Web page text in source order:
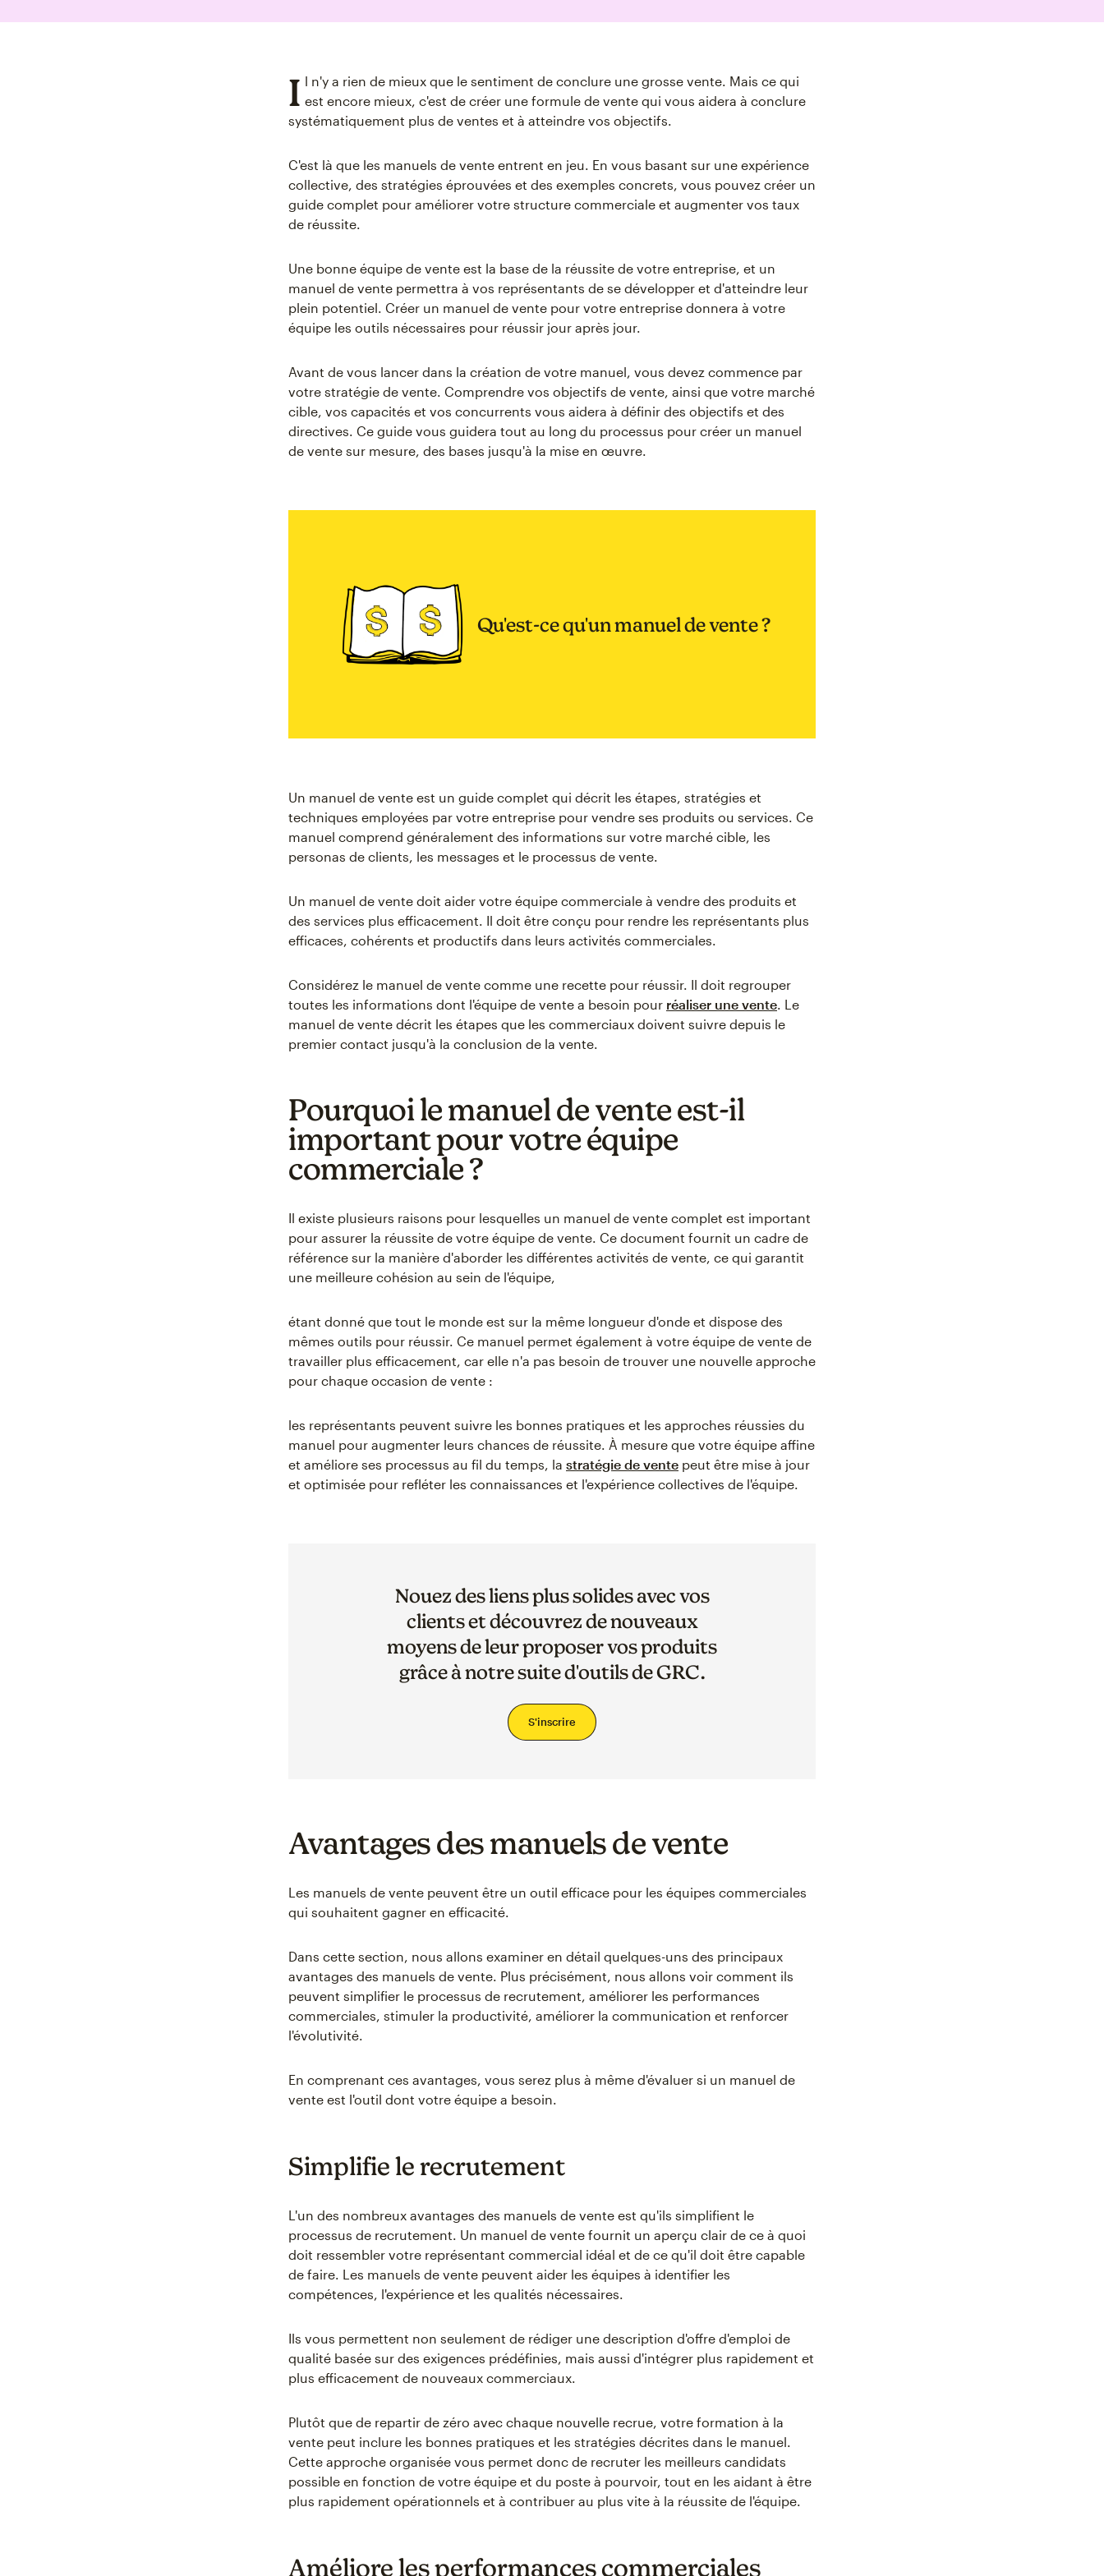
I l n'y a rien de mieux que le sentiment de conclure une grosse vente. Mais ce qui
est encore mieux, c'est de créer une formule de vente qui vous aidera à conclure
systématiquement plus de ventes et à atteindre vos objectifs.
C'est là que les manuels de vente entrent en jeu. En vous basant sur une expérience
collective, des stratégies éprouvées et des exemples concrets, vous pouvez créer un
guide complet pour améliorer votre structure commerciale et augmenter vos taux
de réussite.
Une bonne équipe de vente est la base de la réussite de votre entreprise, et un
manuel de vente permettra à vos représentants de se développer et d'atteindre leur
plein potentiel. Créer un manuel de vente pour votre entreprise donnera à votre
équipe les outils nécessaires pour réussir jour après jour.
Avant de vous lancer dans la création de votre manuel, vous devez commence par
votre stratégie de vente. Comprendre vos objectifs de vente, ainsi que votre marché
cible, vos capacités et vos concurrents vous aidera à définir des objectifs et des
directives. Ce guide vous guidera tout au long du processus pour créer un manuel
de vente sur mesure, des bases jusqu'à la mise en œuvre.
Qu'est-ce qu'un manuel de vente ?
Un manuel de vente est un guide complet qui décrit les étapes, stratégies et
techniques employées par votre entreprise pour vendre ses produits ou services. Ce
manuel comprend généralement des informations sur votre marché cible, les
personas de clients, les messages et le processus de vente.
Un manuel de vente doit aider votre équipe commerciale à vendre des produits et
des services plus efficacement. Il doit être conçu pour rendre les représentants plus
efficaces, cohérents et productifs dans leurs activités commerciales.
Considérez le manuel de vente comme une recette pour réussir. Il doit regrouper
toutes les informations dont l'équipe de vente a besoin pour réaliser une vente. Le
manuel de vente décrit les étapes que les commerciaux doivent suivre depuis le
premier contact jusqu'à la conclusion de la vente.
Pourquoi le manuel de vente est-il
important pour votre équipe
commerciale ?
Il existe plusieurs raisons pour lesquelles un manuel de vente complet est important
pour assurer la réussite de votre équipe de vente. Ce document fournit un cadre de
référence sur la manière d'aborder les différentes activités de vente, ce qui garantit
une meilleure cohésion au sein de l'équipe,
étant donné que tout le monde est sur la même longueur d'onde et dispose des
mêmes outils pour réussir. Ce manuel permet également à votre équipe de vente de
travailler plus efficacement, car elle n'a pas besoin de trouver une nouvelle approche
pour chaque occasion de vente :
les représentants peuvent suivre les bonnes pratiques et les approches réussies du
manuel pour augmenter leurs chances de réussite. À mesure que votre équipe affine
et améliore ses processus au fil du temps, la stratégie de vente peut être mise à jour
et optimisée pour refléter les connaissances et l'expérience collectives de l'équipe.
Nouez des liens plus solides avec vos
clients et découvrez de nouveaux
moyens de leur proposer vos produits
grâce à notre suite d'outils de GRC.
S'inscrire
Avantages des manuels de vente
Les manuels de vente peuvent être un outil efficace pour les équipes commerciales
qui souhaitent gagner en efficacité.
Dans cette section, nous allons examiner en détail quelques-uns des principaux
avantages des manuels de vente. Plus précisément, nous allons voir comment ils
peuvent simplifier le processus de recrutement, améliorer les performances
commerciales, stimuler la productivité, améliorer la communication et renforcer
l'évolutivité.
En comprenant ces avantages, vous serez plus à même d'évaluer si un manuel de
vente est l'outil dont votre équipe a besoin.
Simplifie le recrutement
L'un des nombreux avantages des manuels de vente est qu'ils simplifient le
processus de recrutement. Un manuel de vente fournit un aperçu clair de ce à quoi
doit ressembler votre représentant commercial idéal et de ce qu'il doit être capable
de faire. Les manuels de vente peuvent aider les équipes à identifier les
compétences, l'expérience et les qualités nécessaires.
Ils vous permettent non seulement de rédiger une description d'offre d'emploi de
qualité basée sur des exigences prédéfinies, mais aussi d'intégrer plus rapidement et
plus efficacement de nouveaux commerciaux.
Plutôt que de repartir de zéro avec chaque nouvelle recrue, votre formation à la
vente peut inclure les bonnes pratiques et les stratégies décrites dans le manuel.
Cette approche organisée vous permet donc de recruter les meilleurs candidats
possible en fonction de votre équipe et du poste à pourvoir, tout en les aidant à être
plus rapidement opérationnels et à contribuer au plus vite à la réussite de l'équipe.
Améliore les performances commerciales